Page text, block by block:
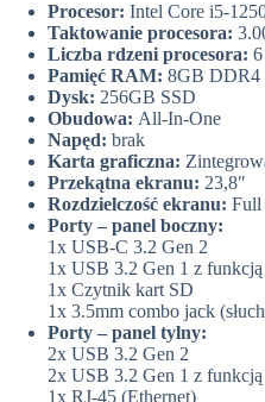
Procesor: Intel Core i5-
Taktowanie procesora:
Liczba rdzeni procesora: 6
Pamięć RAM: 8GB DDR4
Dysk: 256GB SSD
Obudowa: All-In-One
Napęd: brak
Karta graficzna:
Przekątna ekranu: 23,8″
Rozdzielczość ekranu: Full
Porty – panel boczny:
1x USB-C 3.2 Gen 2
1x USB 3.2 Gen 1 z funkcją
1x Czytnik kart SD
1x 3.5mm combo jack
Porty – panel tylny:
2x USB 3.2 Gen 2
2x USB 3.2 Gen 1 z
1x RJ-45 (Ethernet)